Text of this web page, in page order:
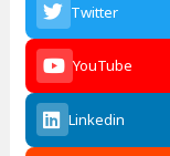
Twitter
YouTube
Linkedin